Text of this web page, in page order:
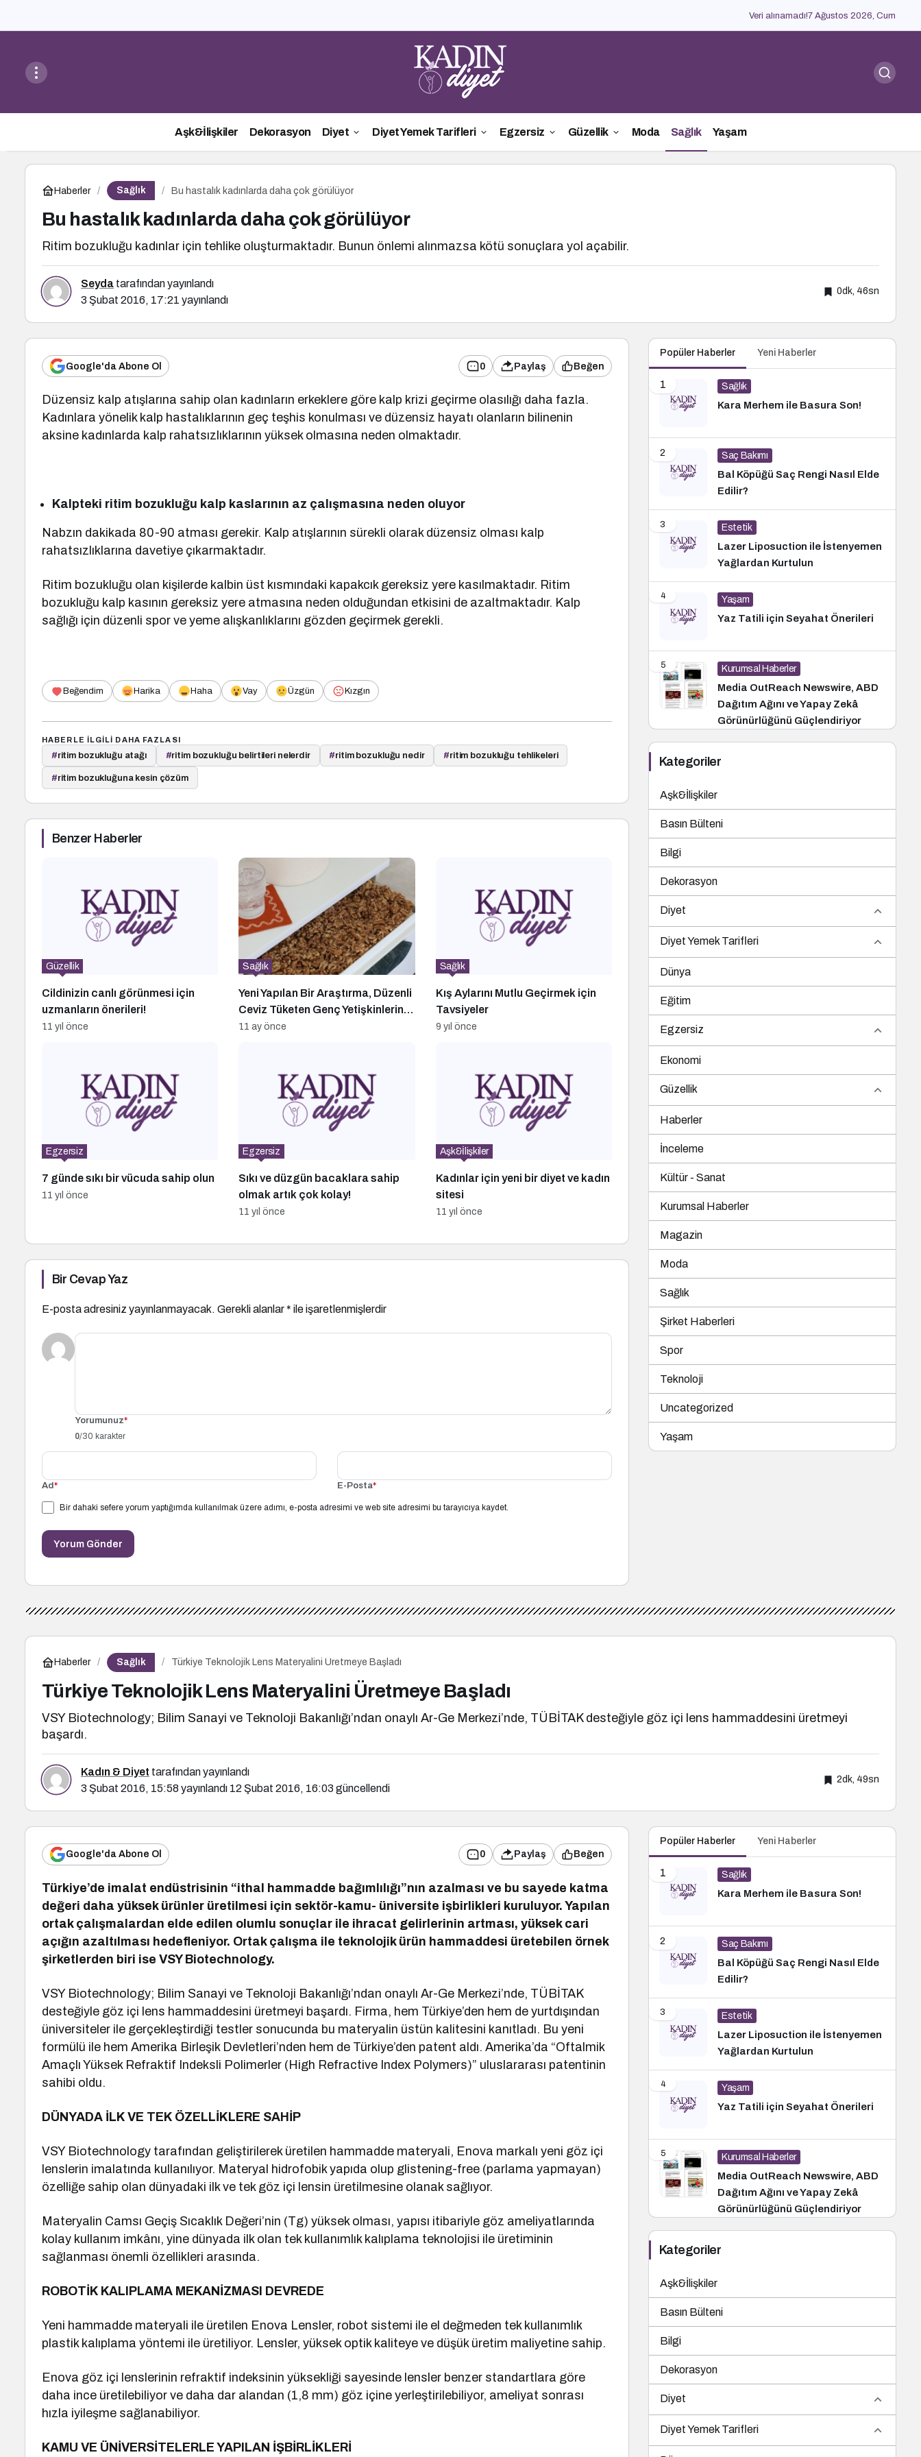
Veri alınamadı!7 Ağustos 2026, Cum
Aşk&İlişkiler Dekorasyon Diyet Diyet Yemek Tarifleri Egzersiz Güzellik Moda Sağlık Yaşam
Haberler Sağlık Bu hastalık kadınlarda daha çok görülüyor
Bu hastalık kadınlarda daha çok görülüyor
Ritim bozukluğu kadınlar için tehlike oluşturmaktadır. Bunun önlemi alınmazsa kötü sonuçlara yol açabilir.
Seyda tarafından yayınlandı
3 Şubat 2016, 17:21 yayınlandı
0dk, 46sn
Google'da Abone Ol 0 Paylaş Beğen
Düzensiz kalp atışlarına sahip olan kadınların erkeklere göre kalp krizi geçirme olasılığı daha fazla.
Kadınlara yönelik kalp hastalıklarının geç teşhis konulması ve düzensiz hayatı olanların bilinenin
aksine kadınlarda kalp rahatsızlıklarının yüksek olmasına neden olmaktadır.
Kalpteki ritim bozukluğu kalp kaslarının az çalışmasına neden oluyor
Nabzın dakikada 80-90 atması gerekir. Kalp atışlarının sürekli olarak düzensiz olması kalp
rahatsızlıklarına davetiye çıkarmaktadır.
Ritim bozukluğu olan kişilerde kalbin üst kısmındaki kapakcık gereksiz yere kasılmaktadır. Ritim
bozukluğu kalp kasının gereksiz yere atmasına neden olduğundan etkisini de azaltmaktadır. Kalp
sağlığı için düzenli spor ve yeme alışkanlıklarını gözden geçirmek gerekli.
Beğendim Harika Haha Vay Üzgün Kızgın
HABERLE ILGILI DAHA FAZLASI
#ritim bozukluğu atağı #ritim bozukluğu belirtileri nelerdir #ritim bozukluğu nedir #ritim bozukluğu tehlikeleri
#ritim bozukluğuna kesin çözüm
Benzer Haberler
Cildinizin canlı görünmesi için
uzmanların önerileri!
Güzellik
11 yıl önce
Yeni Yapılan Bir Araştırma, Düzenli
Ceviz Tüketen Genç Yetişkinlerin
Uyku Kalitelerinin Arttığını Ortaya
Sağlık
11 ay önce
Kış Aylarını Mutlu Geçirmek için
Tavsiyeler
Sağlık
9 yıl önce
7 günde sıkı bir vücuda sahip olun
Egzersiz
11 yıl önce
Sıkı ve düzgün bacaklara sahip
olmak artık çok kolay!
Egzersiz
11 yıl önce
Kadınlar için yeni bir diyet ve kadın
sitesi
Aşk&İlişkiler
11 yıl önce
Bir Cevap Yaz
E-posta adresiniz yayınlanmayacak. Gerekli alanlar* ile işaretlenmişlerdir
Yorumunuz*
0/30 karakter
Ad* E-Posta*
Bir dahaki sefere yorum yaptığımda kullanılmak üzere adımı, e-posta adresimi ve web site adresimi bu tarayıcıya kaydet.
Yorum Gönder
Popüler Haberler Yeni Haberler
1 Sağlık
Kara Merhem ile Basura Son!
2 Saç Bakımı
Bal Köpüğü Saç Rengi Nasıl Elde
Edilir?
3 Estetik
Lazer Liposuction ile İstenyemen
Yağlardan Kurtulun
4 Yaşam
Yaz Tatili için Seyahat Önerileri
5 Kurumsal Haberler
Media OutReach Newswire, ABD
Dağıtım Ağını ve Yapay Zekâ
Görünürlüğünü Güçlendiriyor
Kategoriler
Aşk&İlişkiler
Basın Bülteni
Bilgi
Dekorasyon
Diyet
Diyet Yemek Tarifleri
Dünya
Eğitim
Egzersiz
Ekonomi
Güzellik
Haberler
İnceleme
Kültür - Sanat
Kurumsal Haberler
Magazin
Moda
Sağlık
Şirket Haberleri
Spor
Teknoloji
Uncategorized
Yaşam
Haberler Sağlık Türkiye Teknolojik Lens Materyalini Üretmeye Başladı
Türkiye Teknolojik Lens Materyalini Üretmeye Başladı
VSY Biotechnology; Bilim Sanayi ve Teknoloji Bakanlığı’ndan onaylı Ar-Ge Merkezi’nde, TÜBİTAK desteğiyle göz içi lens hammaddesini üretmeyi
başardı.
Kadın & Diyet tarafından yayınlandı
3 Şubat 2016, 15:58 yayınlandı 12 Şubat 2016, 16:03 güncellendi
2dk, 49sn
Google'da Abone Ol 0 Paylaş Beğen
Türkiye’de imalat endüstrisinin “ithal hammadde bağımlılığı”nın azalması ve bu sayede katma
değeri daha yüksek ürünler üretilmesi için sektör-kamu- üniversite işbirlikleri kuruluyor. Yapılan
ortak çalışmalardan elde edilen olumlu sonuçlar ile ihracat gelirlerinin artması, yüksek cari
açığın azaltılması hedefleniyor. Ortak çalışma ile teknolojik ürün hammaddesi üretebilen örnek
şirketlerden biri ise VSY Biotechnology.
VSY Biotechnology; Bilim Sanayi ve Teknoloji Bakanlığı’ndan onaylı Ar-Ge Merkezi’nde, TÜBİTAK
desteğiyle göz içi lens hammaddesini üretmeyi başardı. Firma, hem Türkiye’den hem de yurtdışından
üniversiteler ile gerçekleştirdiği testler sonucunda bu materyalin üstün kalitesini kanıtladı. Bu yeni
formülü ile hem Amerika Birleşik Devletleri’nden hem de Türkiye’den patent aldı. Amerika’da “Oftalmik
Amaçlı Yüksek Refraktif Indeksli Polimerler (High Refractive Index Polymers)” uluslararası patentinin
sahibi oldu.
DÜNYADA İLK VE TEK ÖZELLİKLERE SAHİP
VSY Biotechnology tarafından geliştirilerek üretilen hammadde materyali, Enova markalı yeni göz içi
lenslerin imalatında kullanılıyor. Materyal hidrofobik yapıda olup glistening-free (parlama yapmayan)
özelliğe sahip olan dünyadaki ilk ve tek göz içi lensin üretilmesine olanak sağlıyor.
Materyalin Camsı Geçiş Sıcaklık Değeri’nin (Tg) yüksek olması, yapısı itibariyle göz ameliyatlarında
kolay kullanım imkânı, yine dünyada ilk olan tek kullanımlık kalıplama teknolojisi ile üretiminin
sağlanması önemli özellikleri arasında.
ROBOTİK KALIPLAMA MEKANİZMASI DEVREDE
Yeni hammadde materyali ile üretilen Enova Lensler, robot sistemi ile el değmeden tek kullanımlık
plastik kalıplama yöntemi ile üretiliyor. Lensler, yüksek optik kaliteye ve düşük üretim maliyetine sahip.
Enova göz içi lenslerinin refraktif indeksinin yüksekliği sayesinde lensler benzer standartlara göre
daha ince üretilebiliyor ve daha dar alandan (1,8 mm) göz içine yerleştirilebiliyor, ameliyat sonrası
hızla iyileşme sağlanabiliyor.
KAMU VE ÜNİVERSİTELERLE YAPILAN İŞBİRLİKLERİ
Popüler Haberler Yeni Haberler
1 Sağlık
Kara Merhem ile Basura Son!
2 Saç Bakımı
Bal Köpüğü Saç Rengi Nasıl Elde
Edilir?
3 Estetik
Lazer Liposuction ile İstenyemen
Yağlardan Kurtulun
4 Yaşam
Yaz Tatili için Seyahat Önerileri
5 Kurumsal Haberler
Media OutReach Newswire, ABD
Dağıtım Ağını ve Yapay Zekâ
Görünürlüğünü Güçlendiriyor
Kategoriler
Aşk&İlişkiler
Basın Bülteni
Bilgi
Dekorasyon
Diyet
Diyet Yemek Tarifleri